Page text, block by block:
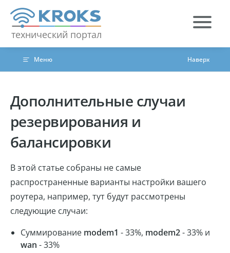
Skip to content
технический портал
Меню Наверх
Дополнительные случаи
резервирования и
балансировки
В этой статье собраны не самые
распространенные варианты настройки вашего
роутера, например, тут будут рассмотрены
следующие случаи:
Суммирование modem1 - 33%, modem2- 33% и
wan - 33%